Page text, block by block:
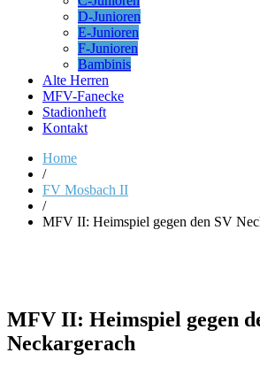
D-Junioren
E-Junioren
F-Junioren
Bambinis
Alte Herren
MFV-Fanecke
Stadionheft
Kontakt
Home
/
FV Mosbach II
/
MFV II: Heimspiel gegen den SV
MFV II: Heimspiel gegen
Neckargerach